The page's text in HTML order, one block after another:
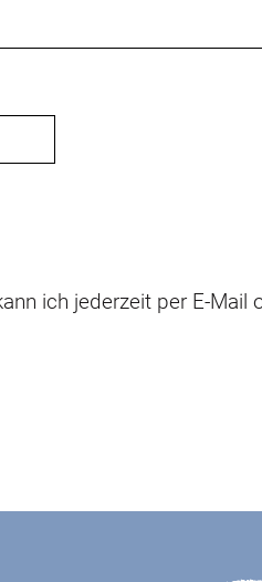
ich jederzeit per E-